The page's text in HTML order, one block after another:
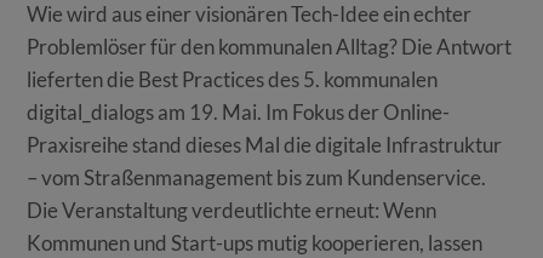
Wie wird aus einer visionären Tech-Idee ein echter
Problemlöser für den kommunalen Alltag? Die Antwort
lieferten die Best Practices des 5. kommunalen
digital_dialogs am 19. Mai. Im Fokus der Online-
Praxisreihe stand dieses Mal die digitale Infrastruktur
– vom Straßenmanagement bis zum Kundenservice.
Die Veranstaltung verdeutlichte erneut: Wenn
Kommunen und Start-ups mutig kooperieren, lassen